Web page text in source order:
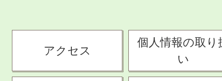
アクセス
個人情報の取り
い